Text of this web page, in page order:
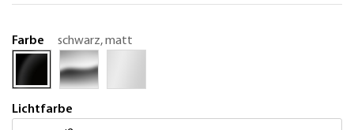
Farbe schwarz, matt
Lichtfarbe